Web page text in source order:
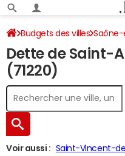
Budgets des villes Saône-
Dette au 31/12/2024
Dette de Saint-
(71220)
Voir aussi : Saint-Vincent-